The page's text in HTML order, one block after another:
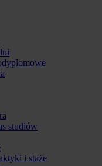
studiów
i staże